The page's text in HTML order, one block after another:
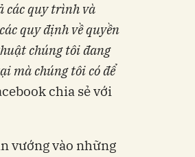
các quy trình và
quy định về quyền
chúng tôi đang
mà chúng tôi có để
chia sẻ với
vướng vào những